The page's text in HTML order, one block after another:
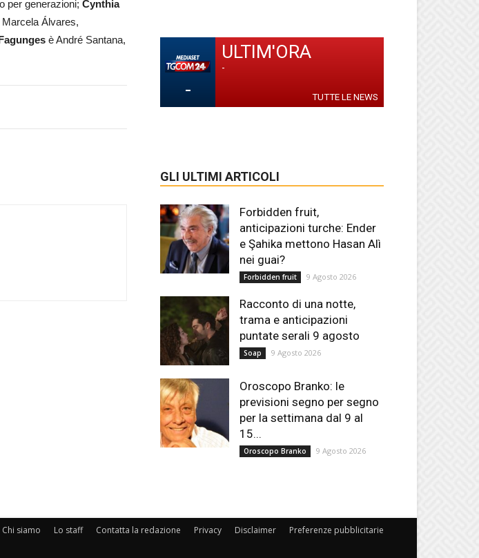
per generazioni; Cynthia
Marcela Álvares,
è André Santana,
-
ULTIM'ORA
-
TUTTE LE NEWS
GLI ULTIMI ARTICOLI
Forbidden fruit,
anticipazioni turche: Ender
e Şahika mettono Hasan Alì
nei guai?
Forbidden fruit 9 Agosto 2026
Racconto di una notte,
trama e anticipazioni
puntate serali 9 agosto
Soap 9 Agosto 2026
Oroscopo Branko: le
previsioni segno per segno
per la settimana dal 9 al
15...
Oroscopo Branko 9 Agosto 2026
Chi siamo Lo staff Contatta la redazione Privacy Disclaimer Preferenze pubblicitarie